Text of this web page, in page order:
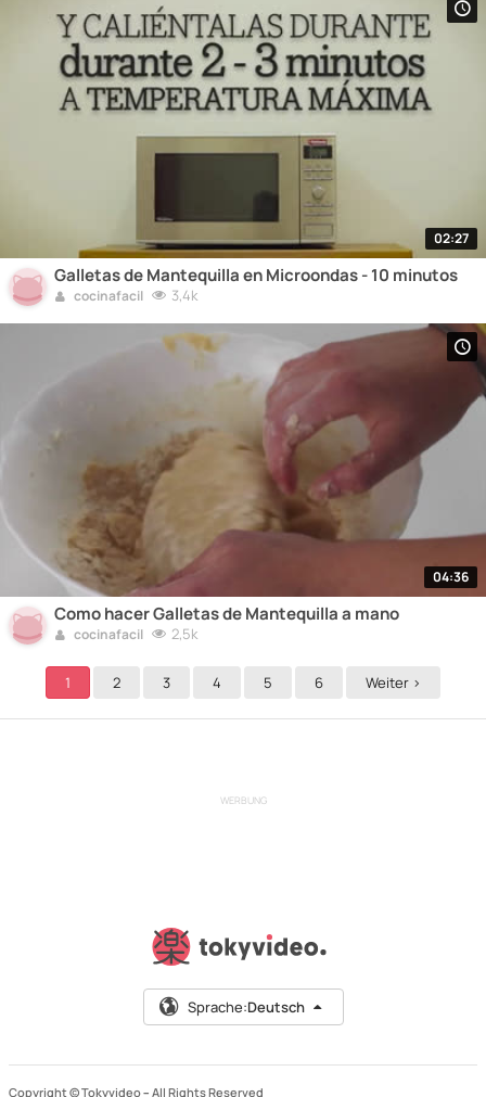
02:27
Galletas de Mantequilla en Microondas - 10 minutos
cocinafacil 3,4k
04:36
Como hacer Galletas de Mantequilla a mano
cocinafacil 2,5k
1 2 3 4 5 6 Weiter >
WERBUNG
Sprache:Deutsch
Copyright © Tokyvideo – All Rights Reserved